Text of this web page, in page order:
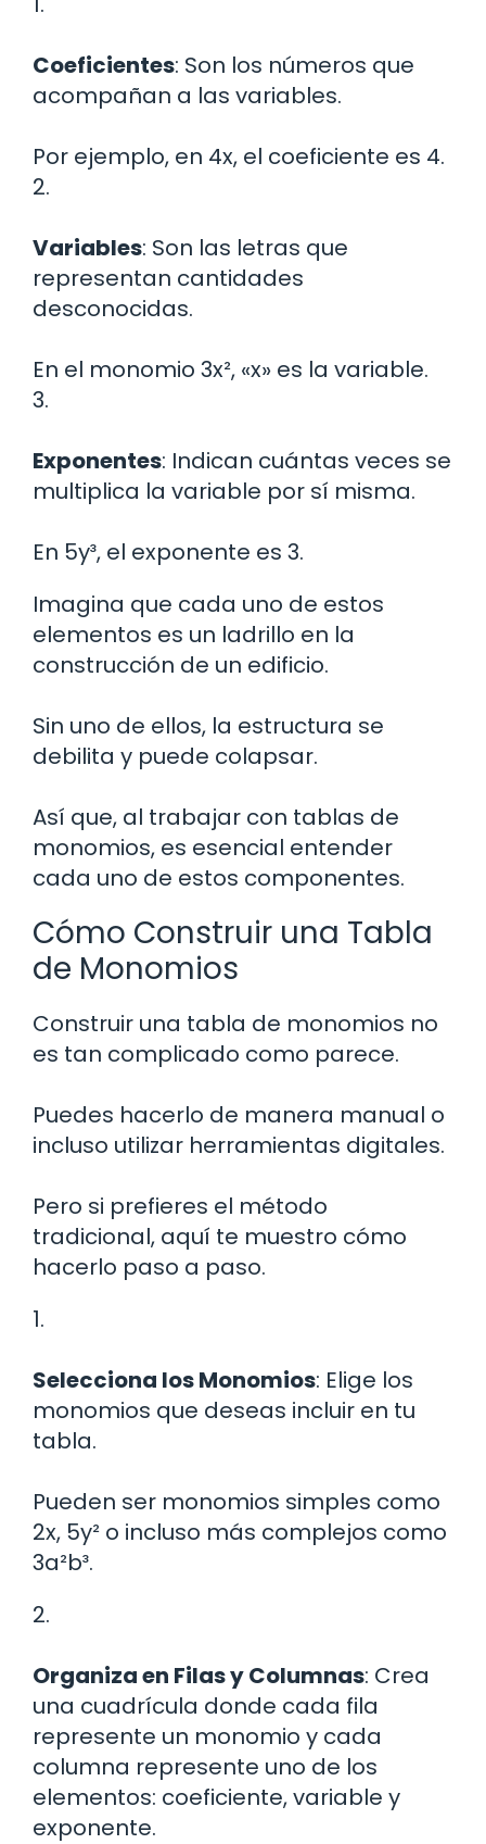
Coeficientes: Son los números que
acompañan a las variables.
Por ejemplo, en 4x, el coeficiente es 4.
2.
Variables: Son las letras que
representan cantidades
desconocidas.
En el monomio 3x², «x» es la variable.
3.
Exponentes: Indican cuántas veces se
multiplica la variable por sí misma.
En 5y³, el exponente es 3.
Imagina que cada uno de estos
elementos es un ladrillo en la
construcción de un edificio.
Sin uno de ellos, la estructura se
debilita y puede colapsar.
Así que, al trabajar con tablas de
monomios, es esencial entender
cada uno de estos componentes.
Cómo Construir una Tabla
de Monomios
Construir una tabla de monomios no
es tan complicado como parece.
Puedes hacerlo de manera manual o
incluso utilizar herramientas digitales.
Pero si prefieres el método
tradicional, aquí te muestro cómo
hacerlo paso a paso.
1.
Selecciona los Monomios: Elige los
monomios que deseas incluir en tu
tabla.
Pueden ser monomios simples como
2x, 5y² o incluso más complejos como
3a²b³.
2.
Organiza en Filas y Columnas: Crea
una cuadrícula donde cada fila
represente un monomio y cada
columna represente uno de los
elementos: coeficiente, variable y
exponente.